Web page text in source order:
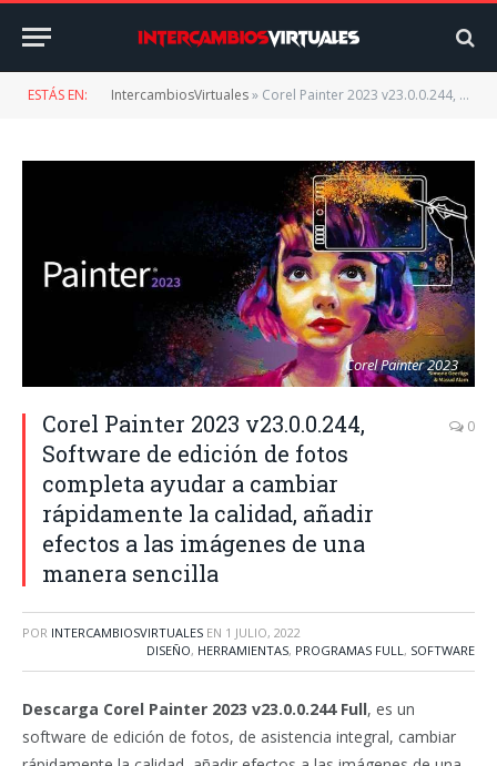
ESTÁS EN: IntercambiosVirtuales» Corel Painter 2023 v23.0.0.244, Software de edición de fotos completa ayudar a cambiar rápidamente la calidad, añadir efectos a las imágenes de una manera sencilla
Corel Painter 2023
Corel Painter 2023 v23.0.0.244,
Software de edición de fotos
completa ayudar a cambiar
rápidamente la calidad, añadir
efectos a las imágenes de una
manera sencilla
0
POR INTERCAMBIOSVIRTUALES EN 1 JULIO, 2022
DISEÑO, HERRAMIENTAS, PROGRAMAS FULL, SOFTWARE
Descarga Corel Painter 2023 v23.0.0.244 Full, es un
software de edición de fotos, de asistencia integral, cambiar